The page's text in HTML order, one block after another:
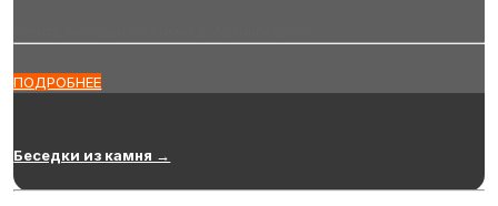
ПОДРОБНЕЕ
Беседки из камня →